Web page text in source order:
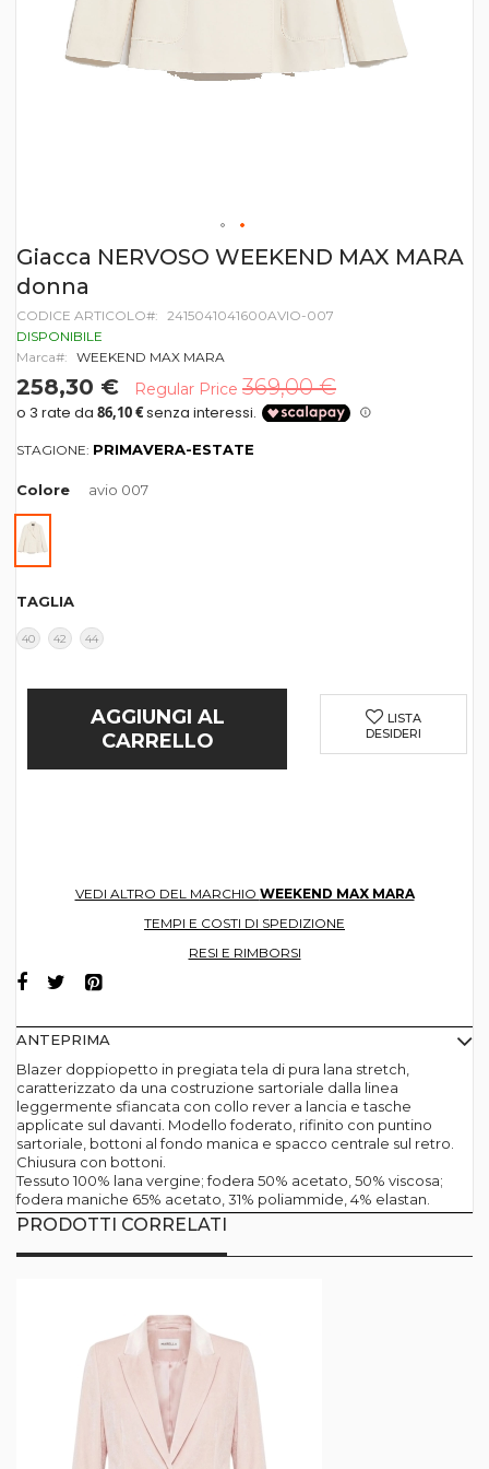
Vai
all'inizio
della
di
immagini
Giacca NERVOSO WEEKEND MAX MARA
donna
CODICE ARTICOLO
2415041041600AVIO-007
DISPONIBILE
Marca
WEEKEND MAX MARA
258,30 € Regular Price 369,00 €
STAGIONE: PRIMAVERA-ESTATE
Colore avio 007
TAGLIA
40 42 44
AGGIUNGI AL
CARRELLO
LISTA
DESIDERI
VEDI ALTRO DEL MARCHIO WEEKEND MAX MARA
TEMPI E COSTI DI SPEDIZIONE
RESI E RIMBORSI
ANTEPRIMA
Blazer doppiopetto in pregiata tela di pura lana stretch,
caratterizzato da una costruzione sartoriale dalla linea
leggermente sfiancata con collo rever a lancia e tasche
applicate sul davanti. Modello foderato, rifinito con puntino
sartoriale, bottoni al fondo manica e spacco centrale sul retro.
Chiusura con bottoni.
Tessuto 100% lana vergine; fodera 50% acetato, 50% viscosa;
fodera maniche 65% acetato, 31% poliammide, 4% elastan.
PRODOTTI CORRELATI